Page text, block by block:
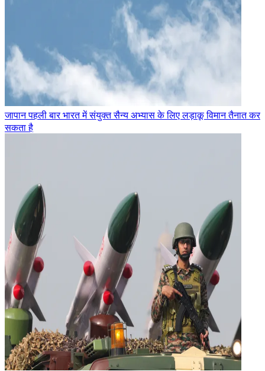
जापान पहली बार भारत में संयुक्त सैन्य अभ्यास के लिए लड़ाकू विमान तैनात कर
सकता है